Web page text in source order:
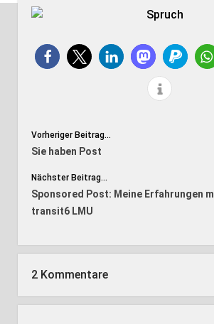
Spesenliste
Disposition
Vorheriger Beitrag...
Sie haben Post
Nächster Beitrag...
Sponsored Post: Meine Erfahrungen
transit6 LMU
2 Kommentare